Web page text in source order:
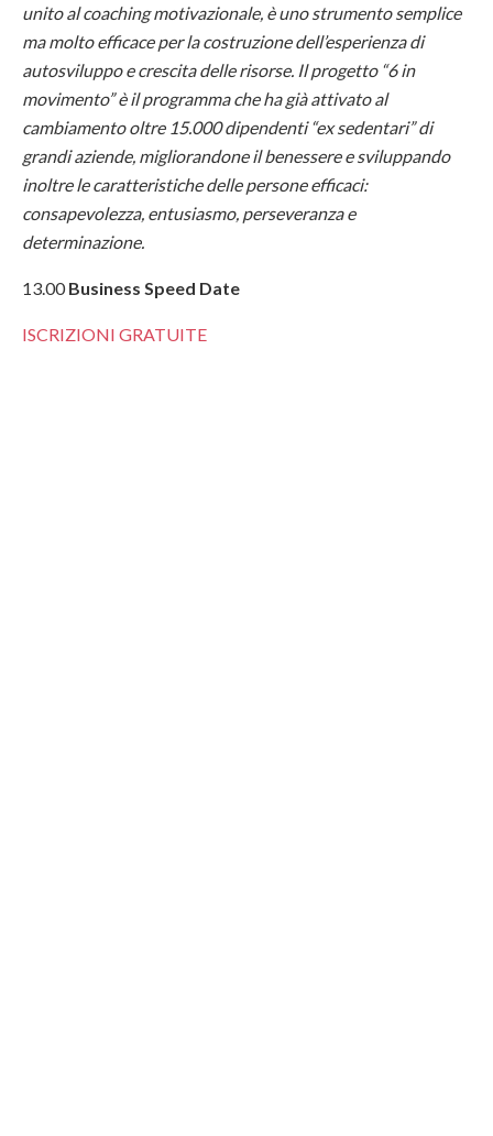
unito al coaching motivazionale, è uno strumento semplice
ma molto efficace per la costruzione dell’esperienza di
autosviluppo e crescita delle risorse. Il progetto “6 in
movimento” è il programma che ha già attivato al
cambiamento oltre 15.000 dipendenti “ex sedentari” di
grandi aziende, migliorandone il benessere e sviluppando
inoltre le caratteristiche delle persone efficaci:
consapevolezza, entusiasmo, perseveranza e
determinazione.
13.00Business Speed Date
ISCRIZIONI GRATUITE